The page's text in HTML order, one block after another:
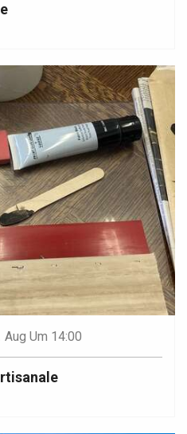
Aug Um 14:00